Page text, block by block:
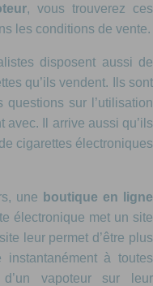
, vous trouverez ces
les conditions de vente.
disposent aussi de
qu’ils vendent. Ils sont
sur l’utilisation
avec. Il arrive aussi qu’ils
cigarettes électroniques
une boutique en ligne
électronique met un site
leur permet d’être plus
à toutes
vapoteur sur leur